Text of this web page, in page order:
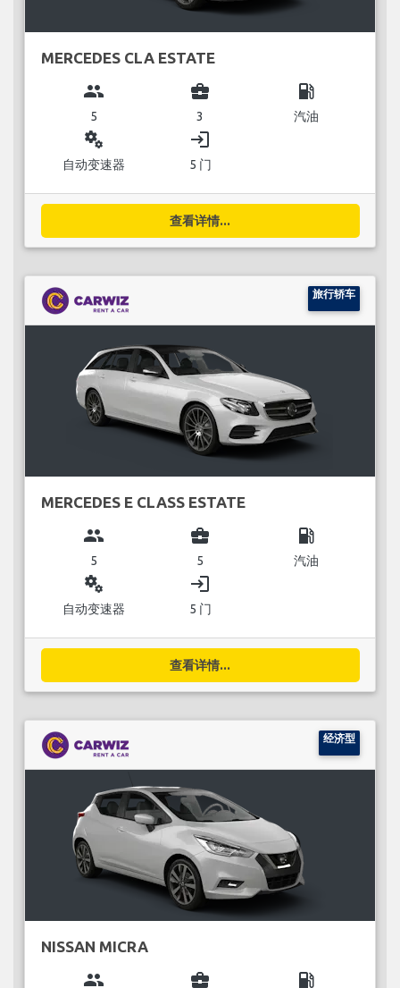
MERCEDES CLA ESTATE
group
5
business_center
3
local_gas_station
汽油
miscellaneous_services
自动变速器
login
5 门
查看详情...
旅行轿车
MERCEDES E CLASS ESTATE
group
5
business_center
5
local_gas_station
汽油
miscellaneous_services
自动变速器
login
5 门
查看详情...
经济型
NISSAN MICRA
group business_center local_gas_station